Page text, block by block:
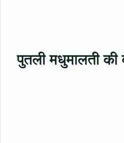
पुतली मधुमालती